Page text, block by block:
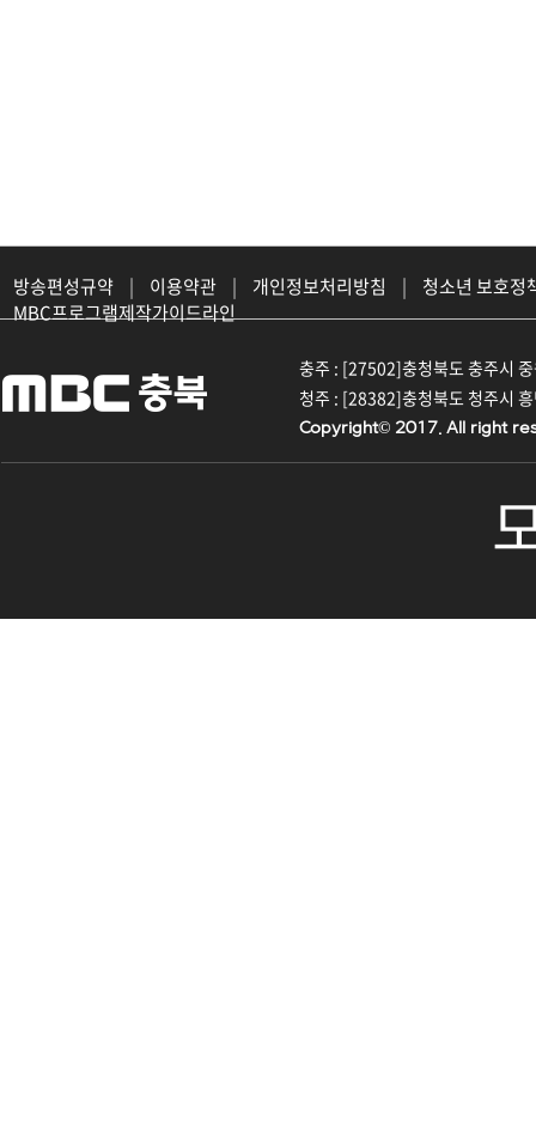
방송편성규약 | 이용약관 | 개인정보처리방침 |
청소년 보호정
MBC프로그램제작가이드라인
충주 : [27502]충청북도 충주시
청주 : [28382]충청북도 청주시
Copyright© 2017. All right